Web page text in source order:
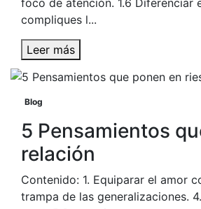
foco de atención. 1.6 Diferenciar
compliques l...
Leer más
Blog
5 Pensamientos
relación
Contenido: 1. Equiparar el amor
trampa de las generalizaciones.